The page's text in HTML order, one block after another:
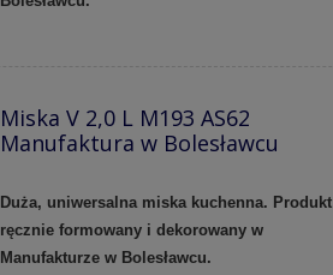
Miska V 2,0 L M193 AS62
Manufaktura w Bolesławcu
Duża, uniwersalna miska kuchenna. Produkt
ręcznie formowany i dekorowany w
Manufakturze w Bolesławcu.